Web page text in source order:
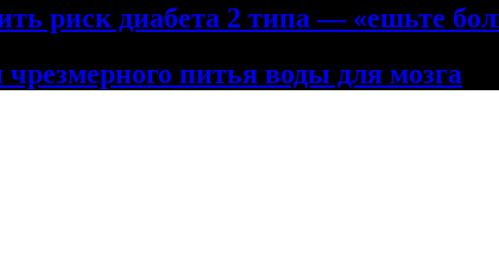
риск диабета 2 типа — «ешьте
питья воды для мозга